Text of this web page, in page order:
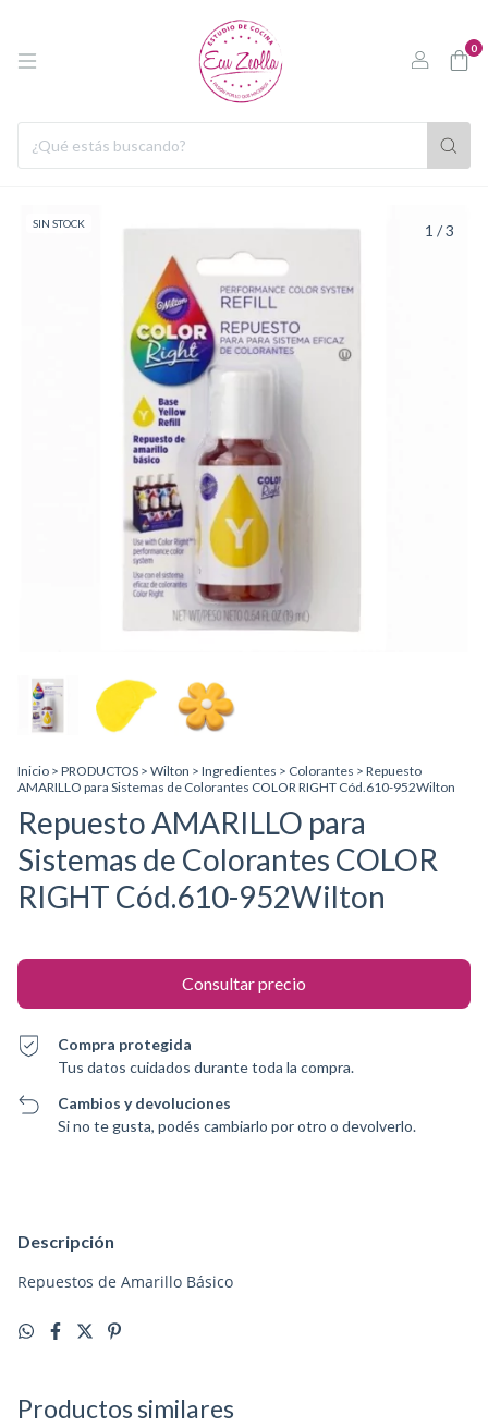
0
SIN STOCK 1 /3
Inicio > PRODUCTOS > Wilton > Ingredientes > Colorantes > Repuesto
AMARILLO para Sistemas de Colorantes COLOR RIGHT Cód.610-952Wilton
Repuesto AMARILLO para
Sistemas de Colorantes COLOR
RIGHT Cód.610-952Wilton
Compra protegida
Tus datos cuidados durante toda la compra.
Cambios y devoluciones
Si no te gusta, podés cambiarlo por otro o devolverlo.
Descripción
Repuestos de Amarillo Básico
Productos similares